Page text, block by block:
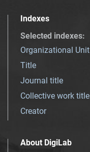
Indexes
Selected indexes:
Organizational Unit
Title
Journal title
Collective work title
Creator
About DigiLab